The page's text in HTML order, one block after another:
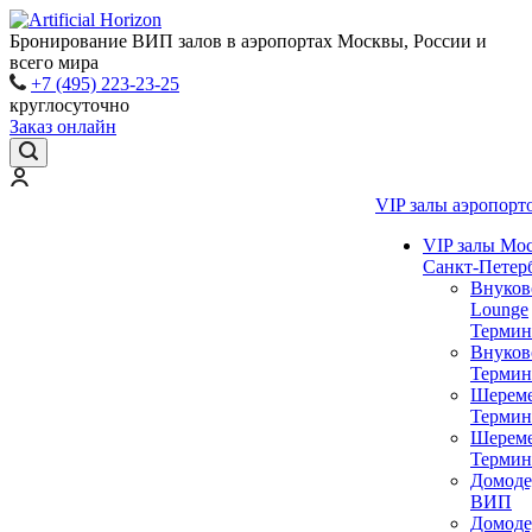
Бронирование ВИП залов в аэропортах Москвы, России и
всего мира
+7 (495) 223-23-25
круглосуточно
Заказ онлайн
VIP залы
VIP залы
Санкт-
Lounge
ВИП